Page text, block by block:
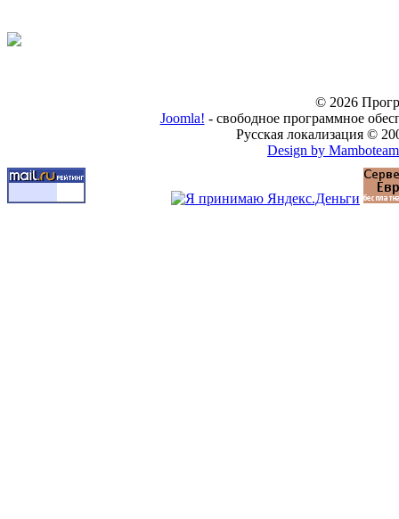
© 2026
Joomla! - свободное программное
Русская локализация ©
Design by